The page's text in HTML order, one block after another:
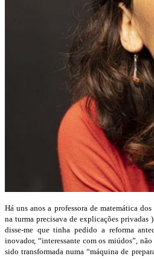
Há uns anos a professora de matemática
na turma precisava de explicações privadas
disse-me que tinha pedido a reforma
inovador, “interessante com os miúdos”,
sido transformada numa “máquina de